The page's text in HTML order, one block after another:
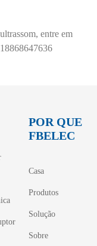
entre em
POR QUE
FBELEC
Casa
Produtos
Solução
Sobre